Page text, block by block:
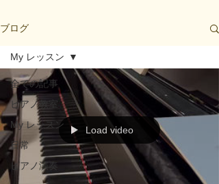
ブログ
全ての記事
ピアノ教室
My レッスン
日常
ピアノ演奏
My レッスン
Load video